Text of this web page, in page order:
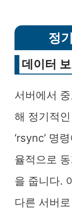
정
데이터
서버에서
해 정기적
‘rsync’ 명
율적으로
을 줍니다.
다른 서버